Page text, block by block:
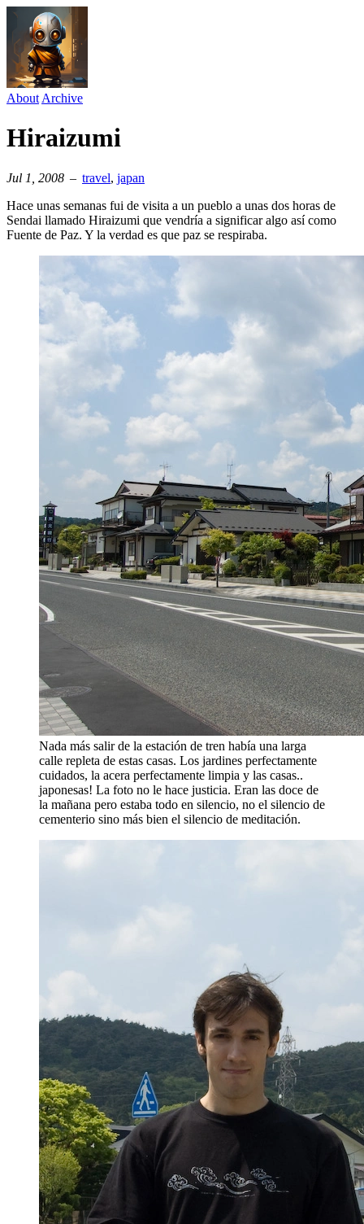
About Archive
Hiraizumi
Jul 1, 2008 – travel⁠, japan
Hace unas semanas fui de visita a un pueblo a unas dos horas de
Sendai llamado Hiraizumi que vendría a significar algo así como
Fuente de Paz. Y la verdad es que paz se respiraba.
Nada más salir de la estación de tren había una larga
calle repleta de estas casas. Los jardines perfectamente
cuidados, la acera perfectamente limpia y las casas..
japonesas! La foto no le hace justicia. Eran las doce de
la mañana pero estaba todo en silencio, no el silencio de
cementerio sino más bien el silencio de meditación.